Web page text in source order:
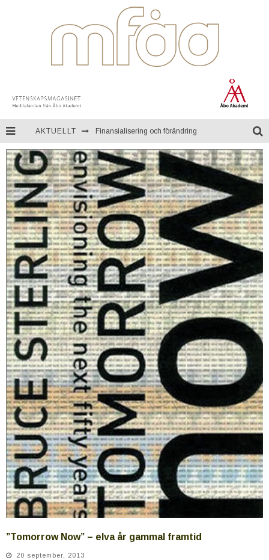
AKTUELLT Finansialisering och förändring
En resa genom Mongoliet
Åbo Akademi firar ett fullt sekel
”Tomorrow Now” – elva år gammal framtid
20 september, 2013